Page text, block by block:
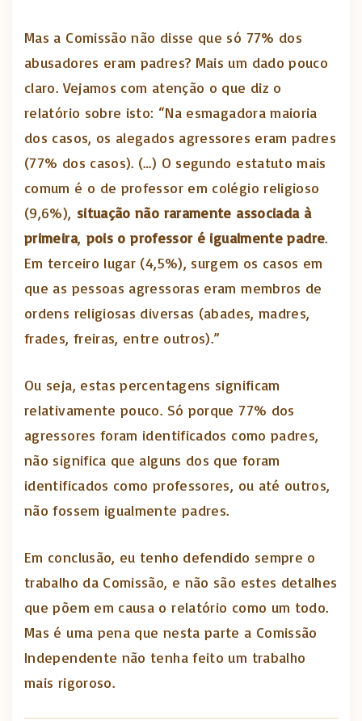
Mas a Comissão não disse que só 77% dos
abusadores eram padres? Mais um dado pouco
claro. Vejamos com atenção o que diz o
relatório sobre isto: “Na esmagadora maioria
dos casos, os alegados agressores eram padres
(77% dos casos). (…) O segundo estatuto mais
comum é o de professor em colégio religioso
(9,6%), situação não raramente associada à
primeira, pois o professor é igualmente padre.
Em terceiro lugar (4,5%), surgem os casos em
que as pessoas agressoras eram membros de
ordens religiosas diversas (abades, madres,
frades, freiras, entre outros).”
Ou seja, estas percentagens significam
relativamente pouco. Só porque 77% dos
agressores foram identificados como padres,
não significa que alguns dos que foram
identificados como professores, ou até outros,
não fossem igualmente padres.
Em conclusão, eu tenho defendido sempre o
trabalho da Comissão, e não são estes detalhes
que põem em causa o relatório como um todo.
Mas é uma pena que nesta parte a Comissão
Independente não tenha feito um trabalho
mais rigoroso.